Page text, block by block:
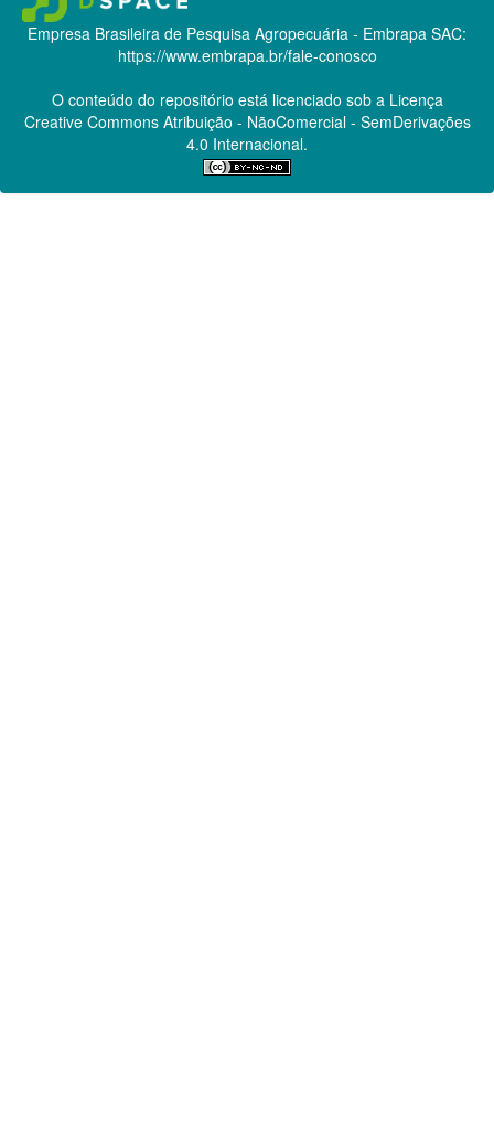
Empresa Brasileira de Pesquisa Agropecuária - Embrapa SAC:
https://www.embrapa.br/fale-conosco
O conteúdo do repositório está licenciado sob a Licença
Creative CommonsAtribuição - NãoComercial - SemDerivações
4.0 Internacional.